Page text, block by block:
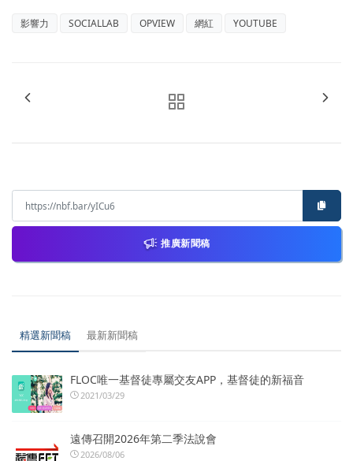
影響力 SOCIALLAB OPVIEW 網紅 YOUTUBE
推廣新聞稿
精選新聞稿 最新新聞稿
FLOC唯一基督徒專屬交友APP，基督徒的新福音
2021/03/29
遠傳召開2026年第二季法說會
2026/08/06